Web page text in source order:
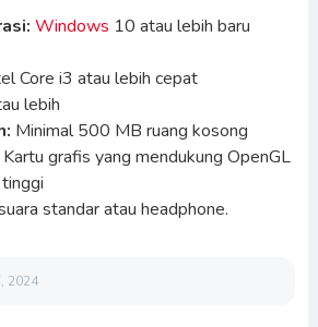
Windows 10 atau lebih baru
Core i3 atau lebih cepat
lebih
Minimal 500 MB ruang kosong
Kartu grafis yang mendukung OpenGL
standar atau headphone.
2024